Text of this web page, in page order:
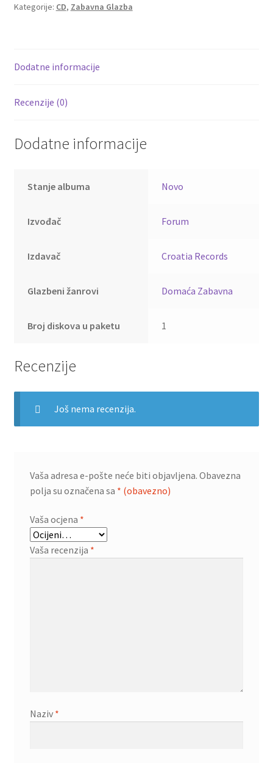
Collection
Kategorije: CD, Zabavna Glazba
Dodatne informacije
Recenzije (0)
Dodatne informacije
Stanje albuma Novo
Izvođač Forum
Izdavač Croatia Records
Glazbeni žanrovi Domaća Zabavna
Broj diskova u paketu 1
Recenzije
Još nema recenzija.
Vaša adresa e-pošte neće biti objavljena. Obavezna
polja su označena sa * (obavezno)
Vaša ocjena *
Vaša recenzija *
Naziv *